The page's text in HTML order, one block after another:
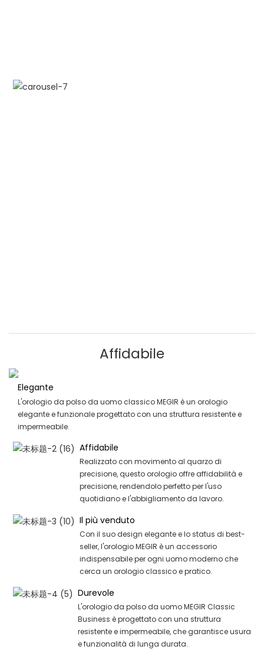
Affidabile
Elegante
L'orologio da polso da uomo classico MEGIR è un orologio
elegante e funzionale progettato con una struttura resistente e
impermeabile.
Affidabile
Realizzato con movimento al quarzo di
precisione, questo orologio offre affidabilità e
precisione, rendendolo perfetto per l'uso
quotidiano e l'abbigliamento da lavoro.
Il più venduto
Con il suo design elegante e lo status di best-
seller, l'orologio MEGIR è un accessorio
indispensabile per ogni uomo moderno che
cerca un orologio classico e pratico.
Durevole
L'orologio da polso da uomo MEGIR Classic
Business è progettato con una struttura
resistente e impermeabile, che garantisce usura
e funzionalità di lunga durata.